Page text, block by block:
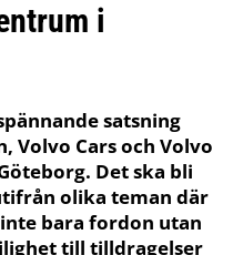
i
satsning
Volvo Cars och Volvo
Det ska bli
olika teman där
bara fordon utan
till tilldragelser